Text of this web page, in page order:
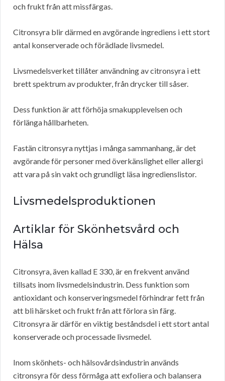
och frukt från att missfärgas.
Citronsyra blir därmed en avgörande ingrediens i ett stort
antal konserverade och förädlade livsmedel.
Livsmedelsverket tillåter användning av citronsyra i ett
brett spektrum av produkter, från drycker till såser.
Dess funktion är att förhöja smakupplevelsen och
förlänga hållbarheten.
Fastän citronsyra nyttjas i många sammanhang, är det
avgörande för personer med överkänslighet eller allergi
att vara på sin vakt och grundligt läsa ingredienslistor.
Livsmedelsproduktionen
Artiklar för Skönhetsvård och
Hälsa
Citronsyra, även kallad E 330, är en frekvent använd
tillsats inom livsmedelsindustrin. Dess funktion som
antioxidant och konserveringsmedel förhindrar fett från
att bli härsket och frukt från att förlora sin färg.
Citronsyra är därför en viktig beståndsdel i ett stort antal
konserverade och processade livsmedel.
Inom skönhets- och hälsovårdsindustrin används
citronsyra för dess förmåga att exfoliera och balansera